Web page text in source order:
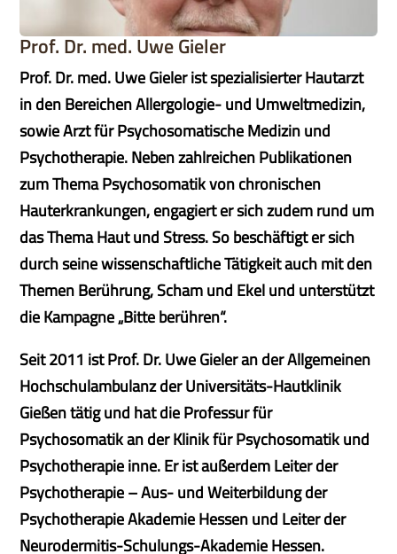
Prof. Dr. med. Uwe Gieler
Prof. Dr. med. Uwe Gieler ist spezialisierter Hautarzt
in den Bereichen Allergologie- und Umweltmedizin,
sowie Arzt für Psychosomatische Medizin und
Psychotherapie. Neben zahlreichen Publikationen
zum Thema Psychosomatik von chronischen
Hauterkrankungen, engagiert er sich zudem rund um
das Thema Haut und Stress. So beschäftigt er sich
durch seine wissenschaftliche Tätigkeit auch mit den
Themen Berührung, Scham und Ekel und unterstützt
die Kampagne „Bitte berühren“.
Seit 2011 ist Prof. Dr. Uwe Gieler an der Allgemeinen
Hochschulambulanz der Universitäts-Hautklinik
Gießen tätig und hat die Professur für
Psychosomatik an der Klinik für Psychosomatik und
Psychotherapie inne. Er ist außerdem Leiter der
Psychotherapie – Aus- und Weiterbildung der
Psychotherapie Akademie Hessen und Leiter der
Neurodermitis-Schulungs-Akademie Hessen.